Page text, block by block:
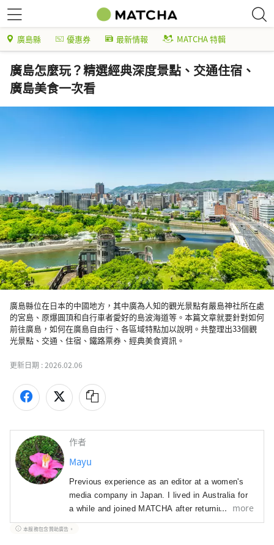
廣島縣 優惠券 最新情報 MATCHA 特輯
廣島怎麼玩？精選經典深度景點、交通住宿、
廣島美食一次看
廣島縣位在日本的中國地方，其中廣為人知的觀光景點有嚴島神社所在處
的宮島、原爆圓頂和自行車者愛好的島波海道等。本篇文章就要針對如何
前往廣島，如何在廣島自由行、各區域特點加以說明。共整理出33個觀
光景點、交通、住宿、鐵路票券、經典美食資訊。
更新日期 :2026.02.06
作者
Mayu
Previous experience as an editor at a women's
media company in Japan. I lived in Australia for
a while and joined MATCHA after returning to
Japan. In charge of editing, promoting sponsored
more
本服務包含贊助廣告。